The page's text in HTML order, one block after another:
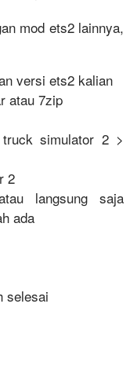
mod ets2 lainnya,
versi ets2 kalian
atau 7zip
simulator 2 >
2
langsung saja
ada
selesai